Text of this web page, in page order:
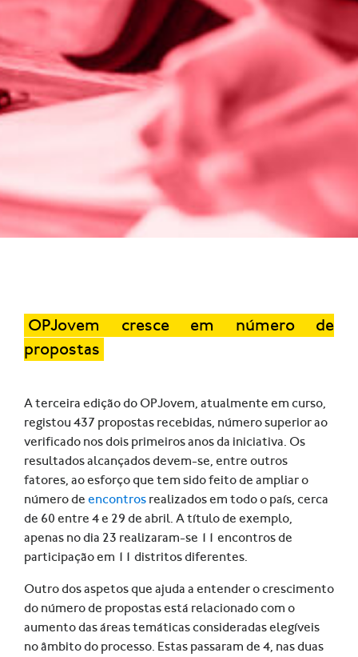
OPJovem cresce em número de
propostas
A terceira edição do OPJovem, atualmente em curso,
registou 437 propostas recebidas, número superior ao
verificado nos dois primeiros anos da iniciativa. Os
resultados alcançados devem-se, entre outros
fatores, ao esforço que tem sido feito de ampliar o
número de encontros realizados em todo o país, cerca
de 60 entre 4 e 29 de abril. A título de exemplo,
apenas no dia 23 realizaram-se 11 encontros de
participação em 11 distritos diferentes.
Outro dos aspetos que ajuda a entender o crescimento
do número de propostas está relacionado com o
aumento das áreas temáticas consideradas elegíveis
no âmbito do processo. Estas passaram de 4, nas duas